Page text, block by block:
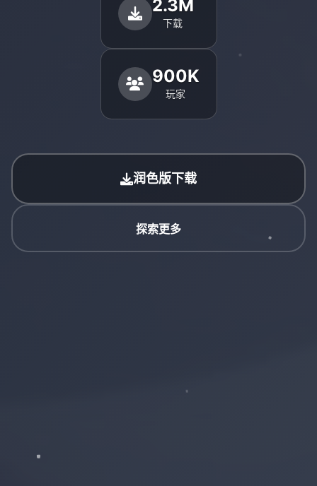
2.3M
下载
900K
玩家
润色版下载
探索更多